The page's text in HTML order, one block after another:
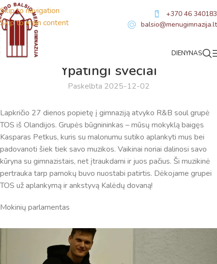
Skip to navigation
Skip to main content
+370 46 340183
balsio@menugimnazija.lt
DIENYNAS
Ypatingi svečiai
Paskelbta 2025-12-02
Lapkričio 27 dienos popietę į gimnaziją atvyko R&B soul grupė
TOS iš Olandijos. Grupės būgnininkas – mūsų mokyklą baigęs
Kasparas Petkus, kuris su malonumu sutiko aplankyti mus bei
padovanoti šiek tiek savo muzikos. Vaikinai noriai dalinosi savo
kūryna su gimnazistais, net įtraukdami ir juos pačius. Ši muzikinė
pertrauka tarp pamokų buvo nuostabi patirtis. Dėkojame grupei
TOS už aplankymą ir ankstyvą Kalėdų dovaną!
Mokinių parlamentas